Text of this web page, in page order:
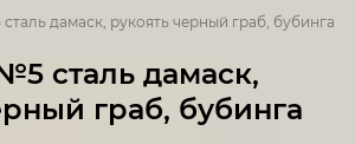
дамаск, рукоять черный граб, бубинга
сталь дамаск,
граб, бубинга